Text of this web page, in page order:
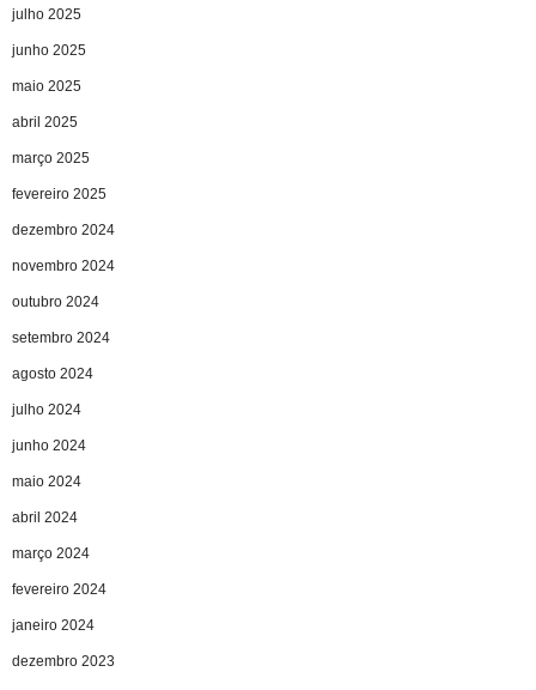
julho 2025
junho 2025
maio 2025
abril 2025
março 2025
fevereiro 2025
dezembro 2024
novembro 2024
outubro 2024
setembro 2024
agosto 2024
julho 2024
junho 2024
maio 2024
abril 2024
março 2024
fevereiro 2024
janeiro 2024
dezembro 2023